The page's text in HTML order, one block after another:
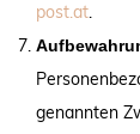
post.at.
genannten